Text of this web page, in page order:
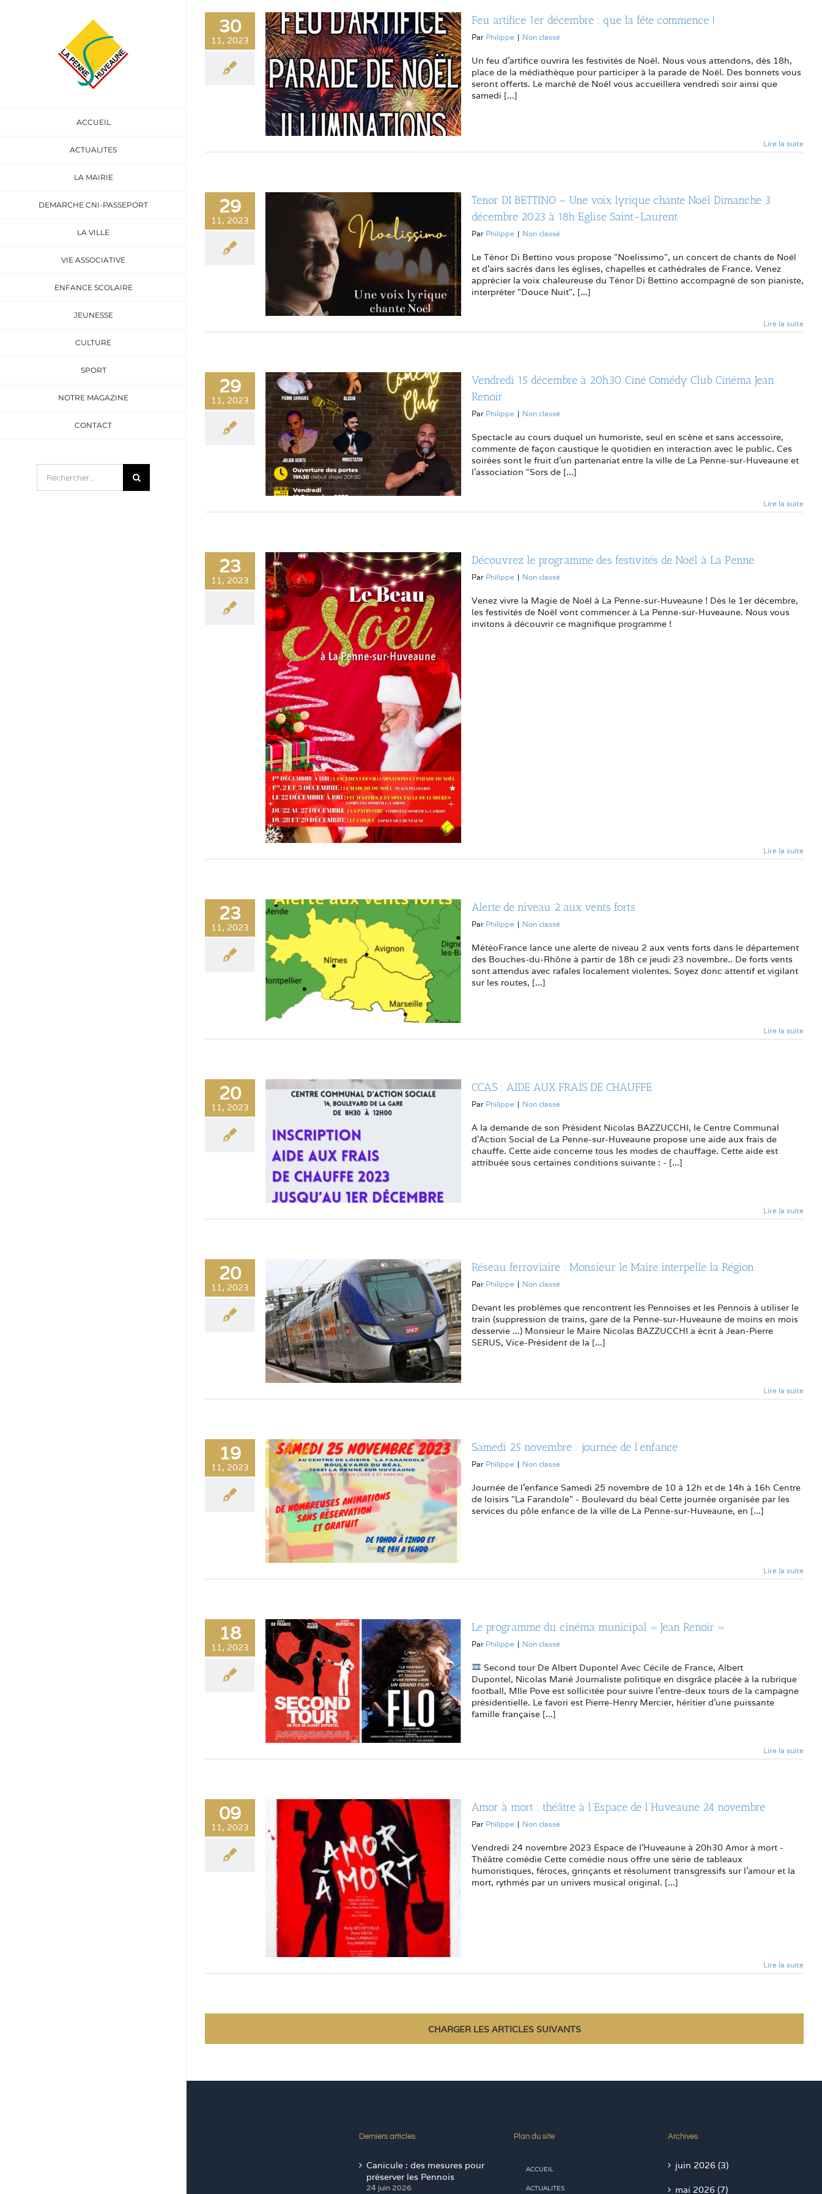
ACCUEIL
ACTUALITES
LA MAIRIE
DEMARCHE CNI-PASSEPORT
LA VILLE
VIE ASSOCIATIVE
ENFANCE SCOLAIRE
JEUNESSE
CULTURE
SPORT
NOTRE MAGAZINE
CONTACT
30
11, 2023
Feu artifice 1er décembre : que la fête commence !
Par Philippe | Non classé
Un feu d'artifice ouvrira les festivités de Noël. Nous vous attendons, dès 18h,
place de la médiathèque pour participer à la parade de Noël. Des bonnets vous
seront offerts. Le marché de Noël vous accueillera vendredi soir ainsi que
samedi [...]
Lire la suite
29
11, 2023
Tenor DI BETTINO – Une voix lyrique chante Noël Dimanche 3
décembre 2023 à 18h Eglise Saint-Laurent
Par Philippe | Non classé
Le Ténor Di Bettino vous propose "Noelissimo", un concert de chants de Noël
et d'airs sacrés dans les églises, chapelles et cathédrales de France. Venez
apprécier la voix chaleureuse du Ténor Di Bettino accompagné de son pianiste,
interpréter "Douce Nuit", [...]
Lire la suite
29
11, 2023
Vendredi 15 décembre à 20h30 Ciné Comédy Club Cinéma Jean
Renoir
Par Philippe | Non classé
Spectacle au cours duquel un humoriste, seul en scène et sans accessoire,
commente de façon caustique le quotidien en interaction avec le public. Ces
soirées sont le fruit d'un partenariat entre la ville de La Penne-sur-Huveaune et
l'association "Sors de [...]
Lire la suite
23
11, 2023
Découvrez le programme des festivités de Noël à La Penne
Par Philippe | Non classé
Venez vivre la Magie de Noël à La Penne-sur-Huveaune ! Dès le 1er décembre,
les festivités de Noël vont commencer à La Penne-sur-Huveaune. Nous vous
invitons à découvrir ce magnifique programme !
Lire la suite
23
11, 2023
Alerte de niveau 2 aux vents forts
Par Philippe | Non classé
MétéoFrance lance une alerte de niveau 2 aux vents forts dans le département
des Bouches-du-Rhône à partir de 18h ce jeudi 23 novembre.. De forts vents
sont attendus avec rafales localement violentes. Soyez donc attentif et vigilant
sur les routes, [...]
Lire la suite
20
11, 2023
CCAS : AIDE AUX FRAIS DE CHAUFFE
Par Philippe | Non classé
A la demande de son Président Nicolas BAZZUCCHI, le Centre Communal
d'Action Social de La Penne-sur-Huveaune propose une aide aux frais de
chauffe. Cette aide concerne tous les modes de chauffage. Cette aide est
attribuée sous certaines conditions suivante : - [...]
Lire la suite
20
11, 2023
Réseau ferroviaire : Monsieur le Maire interpelle la Région
Par Philippe | Non classé
Devant les problèmes que rencontrent les Pennoises et les Pennois à utiliser le
train (suppression de trains, gare de la Penne-sur-Huveaune de moins en mois
desservie ...) Monsieur le Maire Nicolas BAZZUCCHI a écrit à Jean-Pierre
SERUS, Vice-Président de la [...]
Lire la suite
19
11, 2023
Samedi 25 novembre : journée de l’enfance
Par Philippe | Non classé
Journée de l'enfance Samedi 25 novembre de 10 à 12h et de 14h à 16h Centre
de loisirs "La Farandole" - Boulevard du béal Cette journée organisée par les
services du pôle enfance de la ville de La Penne-sur-Huveaune, en [...]
Lire la suite
18
11, 2023
Le programme du cinéma municipal « Jean Renoir »
Par Philippe | Non classé
Second tour De Albert Dupontel Avec Cécile de France, Albert
Dupontel, Nicolas Marié Journaliste politique en disgrâce placée à la rubrique
football, Mlle Pove est sollicitée pour suivre l’entre-deux tours de la campagne
présidentielle. Le favori est Pierre-Henry Mercier, héritier d’une puissante
famille française [...]
Lire la suite
09
11, 2023
Amor à mort : théâtre à l’Espace de l’Huveaune 24 novembre
Par Philippe | Non classé
Vendredi 24 novembre 2023 Espace de l’Huveaune à 20h30 Amor à mort -
Théâtre comédie Cette comédie nous offre une série de tableaux
humoristiques, féroces, grinçants et résolument transgressifs sur l’amour et la
mort, rythmés par un univers musical original. [...]
Lire la suite
CHARGER LES ARTICLES SUIVANTS
Derniers articles
Canicule : des mesures pour
préserver les Pennois
24 juin 2026
Plan du site
ACCUEIL
ACTUALITES
Archives
juin 2026 (3)
mai 2026 (7)